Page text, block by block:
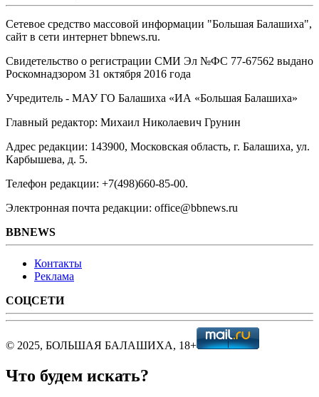
Сетевое средство массовой информации "Большая Балашиха",
сайт в сети интернет bbnews.ru.
Свидетельство о регистрации СМИ Эл №ФС ‎77-67562 выдано
Роскомнадзором 31 октября 2016 года
Учредитель - МАУ ГО Балашиха «ИА «Большая Балашиха»
Главный редактор: Михаил Николаевич Грунин
Адрес редакции: 143900, Московская область, г. Балашиха, ул.
Карбышева, д. 5.
Телефон редакции: +7(498)660-85-00.
Электронная почта редакции: office@bbnews.ru
BBNEWS
Контакты
Реклама
СОЦСЕТИ
© 2025, БОЛЬШАЯ БАЛАШИХА, 18+
Что будем искать?